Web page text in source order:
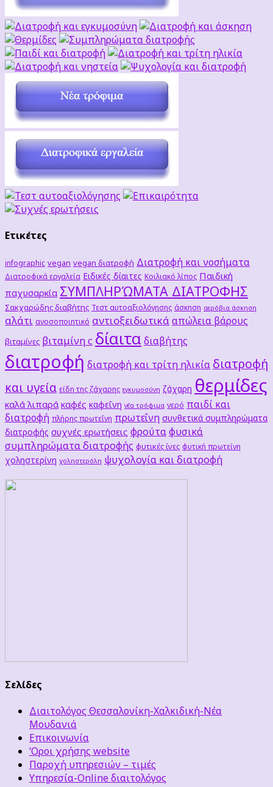
Ετικέτες
infographic vegan vegan διατροφή Διατροφή και νοσήματα
Διατροφικά εργαλεία Ειδικές δίαιτες Κοιλιακό λίπος Παιδική
παχυσαρκία ΣΥΜΠΛΗΡΏΜΑΤΑ ΔΙΑΤΡΟΦΗΣ
Σακχαρώδης διαβήτης Τεστ αυτοαξιολόγησης άσκηση αερόβια άσκηση
αλάτι ανοσοποιητικό αντιοξειδωτικά απώλεια βάρους
βιταμίνες βιταμίνη c δίαιτα διαβήτης
διατροφή διατροφή και τρίτη ηλικία διατροφή
και υγεία είδη της ζάχαρης εγκυμοσύνη ζάχαρη θερμίδες
καλά λιπαρά καφές καφεΐνη νέα τρόφιμα νερό παιδί και
διατροφή πλήρης πρωτεΐνη πρωτεΐνη συνθετικά συμπληρώματα
διατροφής συχνές ερωτήσεις φρούταφυσικά
συμπληρώματα διατροφής φυτικές ίνες φυτική πρωτείνη
χοληστερίνη χοληστερόλη ψυχολογία και διατροφή
Σελίδες
Διαιτολόγος Θεσσαλονίκη-Χαλκιδική-Νέα
Μουδανιά
Επικοινωνία
‘Οροι χρήσης website
Παροχή υπηρεσιών – τιμές
Υπηρεσία-Online διαιτολόγος